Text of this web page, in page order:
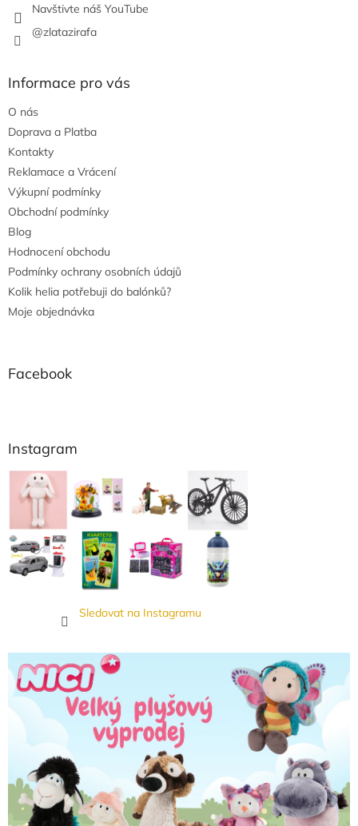
Navštivte náš YouTube
@zlatazirafa
Informace pro vás
O nás
Doprava a Platba
Kontakty
Reklamace a Vrácení
Výkupní podmínky
Obchodní podmínky
Blog
Hodnocení obchodu
Podmínky ochrany osobních údajů
Kolik helia potřebuji do balónků?
Moje objednávka
Facebook
Instagram
Sledovat na Instagramu